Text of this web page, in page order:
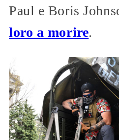
Paul e Boris
loro a morire.